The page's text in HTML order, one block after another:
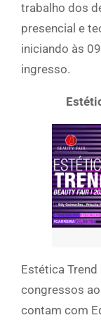
trabalho dos
presencial e
iniciando às
ingresso.
Estética
congressos
contam com